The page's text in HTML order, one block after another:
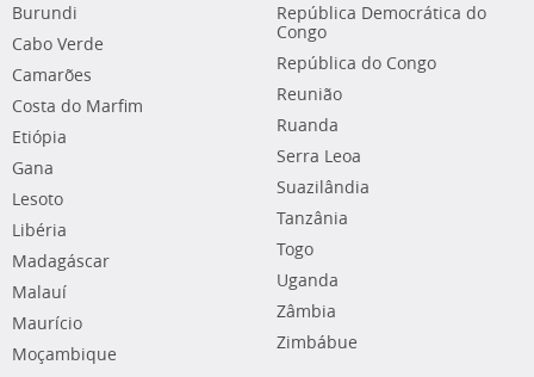
Burundi
Cabo Verde
Camarões
Costa do Marfim
Etiópia
Gana
Lesoto
Libéria
Madagáscar
Malauí
Maurício
Moçambique
República Democrática do
Congo
República do Congo
Reunião
Ruanda
Serra Leoa
Suazilândia
Tanzânia
Togo
Uganda
Zâmbia
Zimbábue